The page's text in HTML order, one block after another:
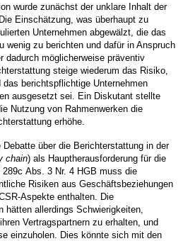
wurde zunächst der unklare Inhalt der
Einschätzung, was überhaupt zu
Unternehmen abgewälzt, die das
wenig zu berichten und dafür in Anspruch
dadurch möglicherweise präventiv
steige wiederum das Risiko,
berichtspflichtige Unternehmen
ausgesetzt sei. Ein Diskutant stellte
Nutzung von Rahmenwerken die
erhöhe.
Debatte über die Berichterstattung in der
chain) als Hauptherausforderung für die
Abs. 3 Nr. 4 HGB muss die
Risiken aus Geschäftsbeziehungen
Aspekte enthalten. Die
hätten allerdings Schwierigkeiten,
Vertragspartnern zu erhalten, und
einzuholen. Dies könnte sich mit den